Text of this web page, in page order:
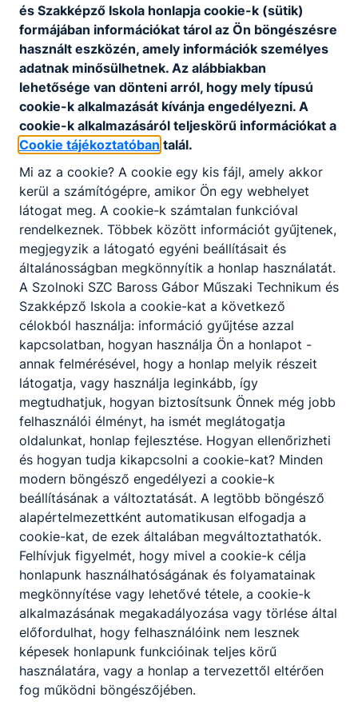
Letölthető SZMSZ
Iskolánk Szervezeti és Működési Szabályzata
Letöltés
Partnereink
és Szakképző Iskola honlapja cookie-k (sütik)
formájában információkat tárol az Ön böngészésre
használt eszközén, amely információk személyes
adatnak minősülhetnek. Az alábbiakban
lehetősége van dönteni arról, hogy mely típusú
cookie-k alkalmazását kívánja engedélyezni. A
cookie-k alkalmazásáról teljeskörű információkat a
Cookie tájékoztatóban talál.
Mi az a cookie? A cookie egy kis fájl, amely akkor
kerül a számítógépre, amikor Ön egy webhelyet
látogat meg. A cookie-k számtalan funkcióval
rendelkeznek. Többek között információt gyűjtenek,
megjegyzik a látogató egyéni beállításait és
általánosságban megkönnyítik a honlap használatát.
A Szolnoki SZC Baross Gábor Műszaki Technikum és
Szakképző Iskola a cookie-kat a következő
célokból használja: információ gyűjtése azzal
kapcsolatban, hogyan használja Ön a honlapot -
annak felmérésével, hogy a honlap melyik részeit
látogatja, vagy használja leginkább, így
megtudhatjuk, hogyan biztosítsunk Önnek még jobb
felhasználói élményt, ha ismét meglátogatja
oldalunkat, honlap fejlesztése. Hogyan ellenőrizheti
és hogyan tudja kikapcsolni a cookie-kat? Minden
modern böngésző engedélyezi a cookie-k
beállításának a változtatását. A legtöbb böngésző
alapértelmezettként automatikusan elfogadja a
cookie-kat, de ezek általában megváltoztathatók.
Felhívjuk figyelmét, hogy mivel a cookie-k célja
honlapunk használhatóságának és folyamatainak
megkönnyítése vagy lehetővé tétele, a cookie-k
alkalmazásának megakadályozása vagy törlése által
előfordulhat, hogy felhasználóink nem lesznek
képesek honlapunk funkcióinak teljes körű
használatára, vagy a honlap a tervezettől eltérően
fog működni böngészőjében.